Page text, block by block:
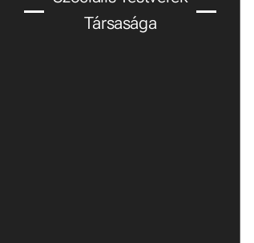
Társasága